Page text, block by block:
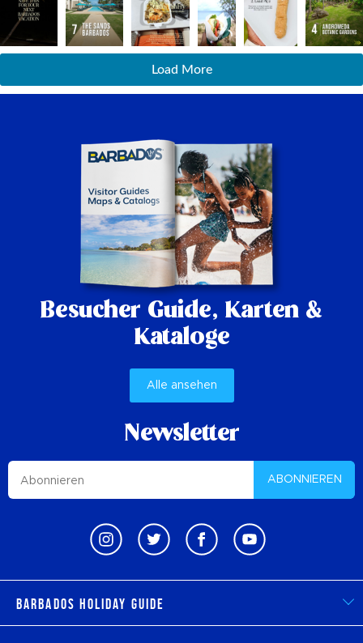
Load More
Besucher Guide, Karten &
Kataloge
Alle ansehen
Newsletter
ABONNIEREN
Barbados Holiday Guide